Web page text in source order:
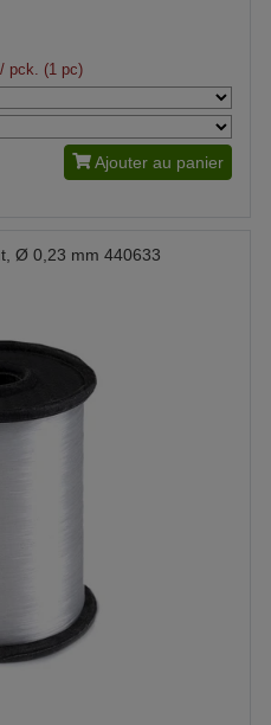
/ pck. (1 pc)
Ajouter au panier
Ø 0,23 mm 440633